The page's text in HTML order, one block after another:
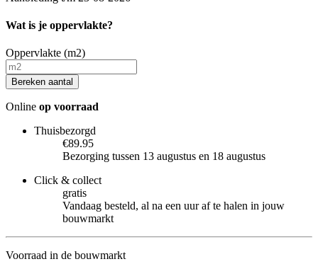
Wat is je oppervlakte?
Oppervlakte (m2)
Bereken aantal
Online op voorraad
Thuisbezorgd
€89.95
Bezorging tussen 13 augustus en 18 augustus
Click & collect
gratis
Vandaag besteld, al na een uur af te halen in jouw
bouwmarkt
Voorraad in de bouwmarkt